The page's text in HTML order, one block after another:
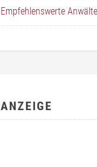
Empfehlenswerte
ANZEIGE